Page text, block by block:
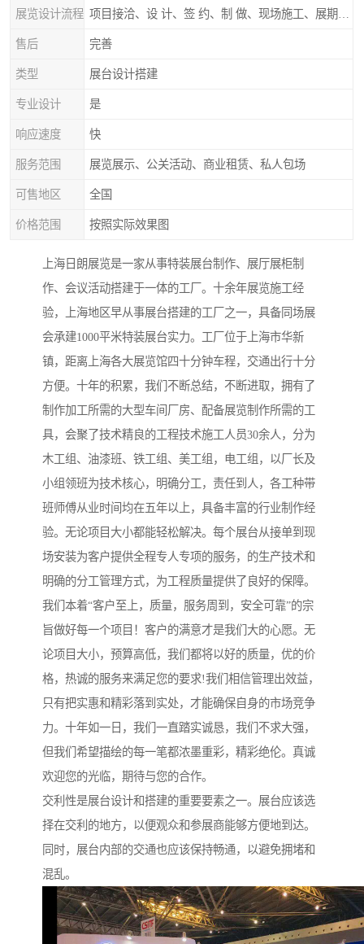
展览设计流程
售后 完善
类型 展台设计搭建
专业设计 是
响应速度 快
服务范围 展览展示、公关活动、商业租赁、私人包场
可售地区 全国
价格范围 按照实际效果图
上海日朗展览是一家从事特装展台制作、展厅展柜制
作、会议活动搭建于一体的工厂。十余年展览施工经
验，上海地区早从事展台搭建的工厂之一，具备同场展
会承建1000平米特装展台实力。工厂位于上海市华新
镇，距离上海各大展览馆四十分钟车程，交通出行十分
方便。十年的积累，我们不断总结，不断进取，拥有了
制作加工所需的大型车间厂房、配备展览制作所需的工
具，会聚了技术精良的工程技术施工人员30余人，分为
木工组、油漆班、铁工组、美工组，电工组，以厂长及
小组领班为技术核心，明确分工，责任到人，各工种带
班师傅从业时间均在五年以上，具备丰富的行业制作经
验。无论项目大小都能轻松解决。每个展台从接单到现
场安装为客户提供全程专人专项的服务，的生产技术和
明确的分工管理方式，为工程质量提供了良好的保障。
我们本着“客户至上，质量，服务周到，安全可靠”的宗
旨做好每一个项目！客户的满意才是我们大的心愿。无
论项目大小，预算高低，我们都将以好的质量，优的价
格，热诚的服务来满足您的要求!我们相信管理出效益，
只有把实惠和精彩落到实处，才能确保自身的市场竞争
力。十年如一日，我们一直踏实诚恳，我们不求大强，
但我们希望描绘的每一笔都浓墨重彩，精彩绝伦。真诚
欢迎您的光临，期待与您的合作。
交利性是展台设计和搭建的重要要素之一。展台应该选
择在交利的地方，以便观众和参展商能够方便地到达。
同时，展台内部的交通也应该保持畅通，以避免拥堵和
混乱。